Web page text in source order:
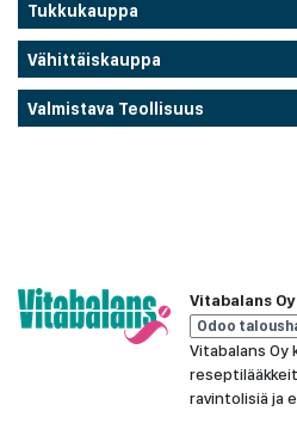
Tukkukauppa
Vähittäiskauppa
Valmistava Teollisuus
Vitabalans Oy
Odoo
Vitabalans Oy
ravintolisiä ja